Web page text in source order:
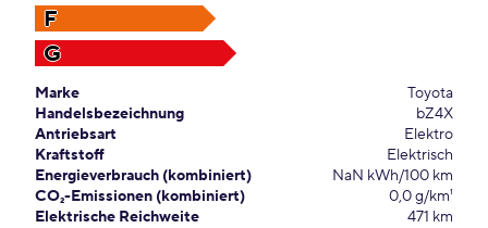
F
G
Marke
Toyota
Handelsbezeichnung
bZ4X
Antriebsart
Elektro
Kraftstoff
Elektrisch
Energieverbrauch (kombiniert)
NaN kWh/100 km
CO₂-Emissionen (kombiniert)
0,0 g/km¹
Elektrische Reichweite
471 km